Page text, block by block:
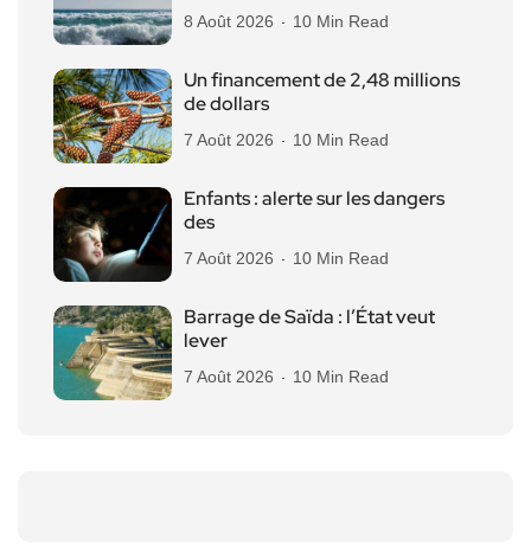
8 Août 2026 10 Min Read
Un financement de 2,48 millions
de dollars
7 Août 2026 10 Min Read
Enfants : alerte sur les dangers
des
7 Août 2026 10 Min Read
Barrage de Saïda : l’État veut
lever
7 Août 2026 10 Min Read